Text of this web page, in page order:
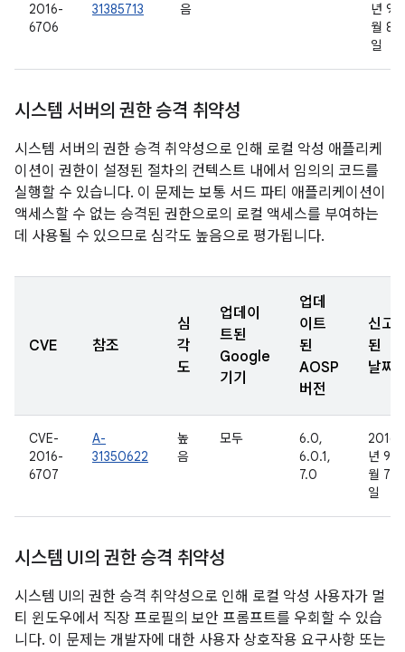
2016-
6706
31385713
음
년 9
월 8
일
시스템 서버의 권한 승격 취약성
시스템 서버의 권한 승격 취약성으로 인해 로컬 악성 애플리케
이션이 권한이 설정된 절차의 컨텍스트 내에서 임의의 코드를
실행할 수 있습니다. 이 문제는 보통 서드 파티 애플리케이션이
액세스할 수 없는 승격된 권한으로의 로컬 액세스를 부여하는
데 사용될 수 있으므로 심각도 높음으로 평가됩니다.
CVE 참조
심
각
도
업데이
트된
Google
기기
업데
이트
된
AOSP
버전
신고
된
날짜
CVE-
2016-
6707
A-
31350622
높
음
모두
6.0,
6.0.1,
7.0
2016
년 9
월 7
일
시스템 UI의 권한 승격 취약성
시스템 UI의 권한 승격 취약성으로 인해 로컬 악성 사용자가 멀
티 윈도우에서 직장 프로필의 보안 프롬프트를 우회할 수 있습
니다. 이 문제는 개발자에 대한 사용자 상호작용 요구사항 또는